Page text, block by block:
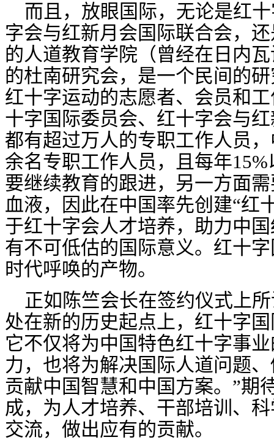
而且，放眼国际，无论是红
字会与红新月会国际联合会，
的人道教育学院（曾经在日内
的杜南研究会，是一个民间的
红十字运动的志愿者、会员和
十字国际委员会、红十字会与
都有超过万人的专职工作人员
余名专职工作人员，且每年
要继续教育的跟进，另一方面
血液，因此在中国率先创建“红
于红十字会人才培养，助力中
有不可低估的国际意义。红十
时代呼唤的产物。
正如 陈竺会长在签约仪式上
处在新的历史起点上，红十字
它不仅将为中国特色红十字事
力，也将为解决国际人道问题
贡献中国智慧和中国方案。 ”期
成，为人才培养、干部培训、
交流，做出应有的贡献。